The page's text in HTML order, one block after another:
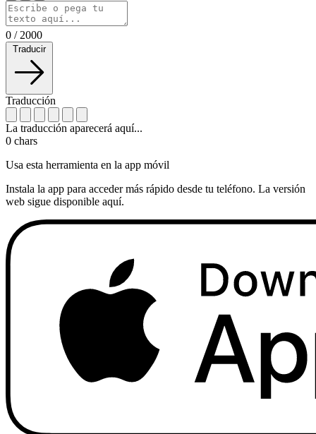
0 / 2000
Traducir
Traducción
La traducción aparecerá aquí...
0 chars
Usa esta herramienta en la app móvil
Instala la app para acceder más rápido desde tu teléfono. La versión
web sigue disponible aquí.